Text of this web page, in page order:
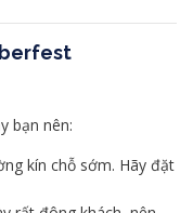
bạn nên:
kín chỗ sớm. Hãy đặt